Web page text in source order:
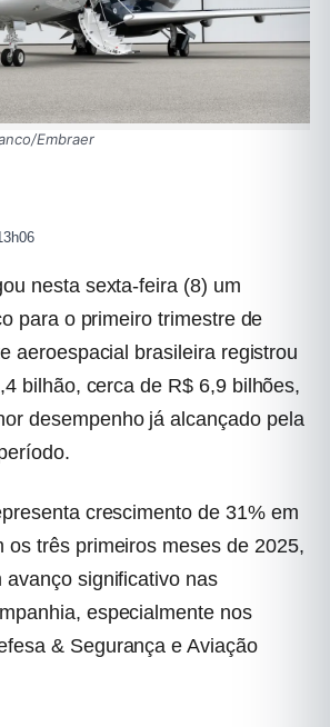
Embraer
nesta sexta-feira (8) um
para o primeiro trimestre de
aeroespacial brasileira registrou
bilhão, cerca de R$ 6,9 bilhões,
desempenho já alcançado pela
crescimento de 31% em
os três primeiros meses de 2025,
avanço significativo nas
especialmente nos
& Segurança e Aviação